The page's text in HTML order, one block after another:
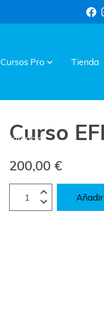
Cursos Pro Tienda
Contacto
Curso
200,00 €